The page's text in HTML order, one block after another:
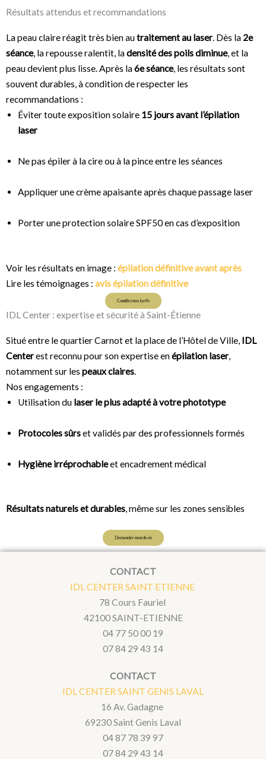
Résultats attendus et recommandations
La peau claire réagit très bien autraitement au laser. Dès la 2e
séance, la repousse ralentit, ladensité des poils diminue, et la
peau devient plus lisse. Après la6e séance, les résultats sont
souvent durables, à condition de respecter les
recommandations :
Éviter toute exposition solaire 15 jours avant l’épilation
laser
Ne pas épiler à la cire ou à la pince entre les séances
Appliquer une crème apaisante après chaque passage laser
Porter une protection solaire SPF50 en cas d’exposition
Voir les résultats en image : épilation définitive avant après
Lire les témoignages : avis épilation définitive
Conultez nos tarifs
IDL Center : expertise et sécurité à Saint-Étienne
Situé entre le quartier Carnot et la place de l’Hôtel de Ville, IDL
Centerest reconnu pour son expertise enépilation laser,
notamment sur les peaux claires.
Nos engagements :
Utilisation du laser le plus adapté à votre phototype
Protocoles sûrset validés par des professionnels formés
Hygiène irréprochableet encadrement médical
Résultats naturels et durables, même sur les zones sensibles
Demander mon devis
CONTACT
IDL CENTER SAINT ETIENNE
78 Cours Fauriel
42100 SAINT-ETIENNE
04 77 50 00 19
07 84 29 43 14
CONTACT
IDL CENTER SAINT GENIS LAVAL
16 Av. Gadagne
69230 Saint Genis Laval
04 87 78 39 97
07 84 29 43 14